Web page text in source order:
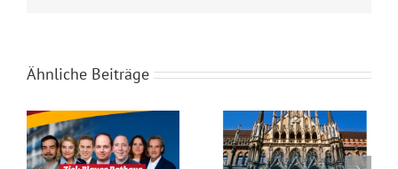
Ähnliche Beiträge